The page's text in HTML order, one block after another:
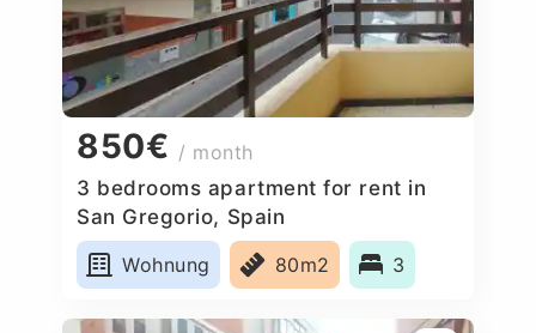
850€ / month
3 bedrooms apartment for rent in
San Gregorio, Spain
Wohnung
80m2 3